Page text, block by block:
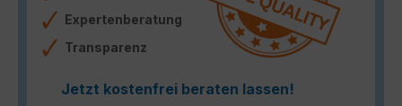
Expertenberatung
Transparenz
Jetzt kostenfrei beraten lassen!